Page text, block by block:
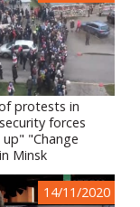
protests in
forces
"Change
Minsk
14/11/2020